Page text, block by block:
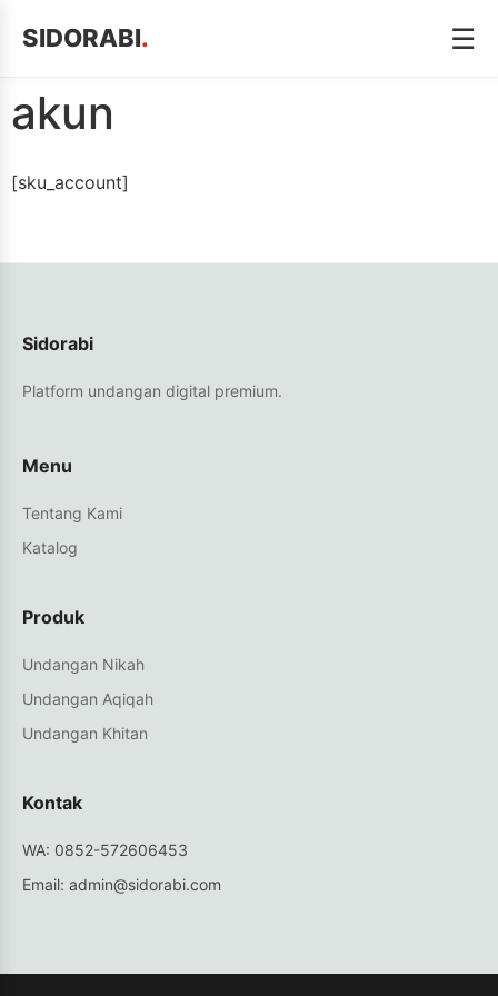
SIDORABI. ☰
akun
[sku_account]
Sidorabi
Platform undangan digital premium.
Menu
Tentang Kami
Katalog
Produk
Undangan Nikah
Undangan Aqiqah
Undangan Khitan
Kontak
WA: 0852-572606453
Email: admin@sidorabi.com